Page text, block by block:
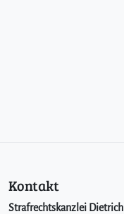
Kontakt
Strafrechtskanzlei Dietrich